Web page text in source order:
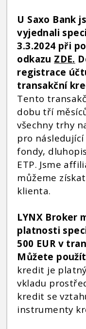
U Saxo Bank
vyjednali
3.3.2024 při
odkazu ZDE.
registrace
transakční
Tento
dobu tří
všechny trhy
pro následující
fondy,
ETP. Jsme
můžeme
klienta.
LYNX Broker
platnosti
500 EUR v
Můžete
kredit je
vkladu
kredit se
instrumenty